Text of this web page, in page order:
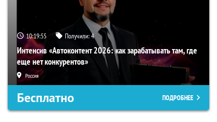
10:19:54 Получили:4
Интенсив «Автоконтент 2026: как зарабатывать там, где
еще нет конкурентов»
Россия
Бесплатно ПОДРОБНЕЕ